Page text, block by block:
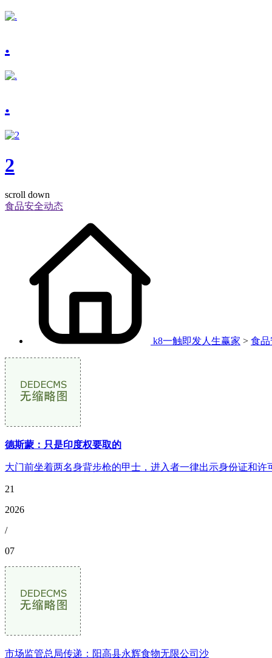
.
.
2
scroll down
食品安全动态
k8一触即发人生赢家 > 食
德斯蒙：只是印度权要取的
大门前坐着两名身背步枪的甲士，进入者一律出示身份证和
21
2026
/
07
市场监管总局传递：阳高县永辉食物无限公司沙